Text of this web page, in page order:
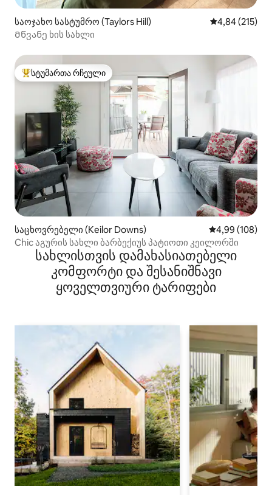
საოჯახო სასტუმრო (Taylors Hill) საშუალო
4,84 (215)
Მწვანე ხის სახლი
სტუმართა რჩეული მოწინავე ვარიანტი
სტუმართა რჩეული
საცხოვრებელი (Keilor Downs) საშუალო
4,99 (108)
Chic აგურის სახლი ბარბექიუს პატიოთი კეილორში
სახლისთვის დამახასიათებელი
კომფორტი და შესანიშნავი
ყოველთვიური ტარიფები